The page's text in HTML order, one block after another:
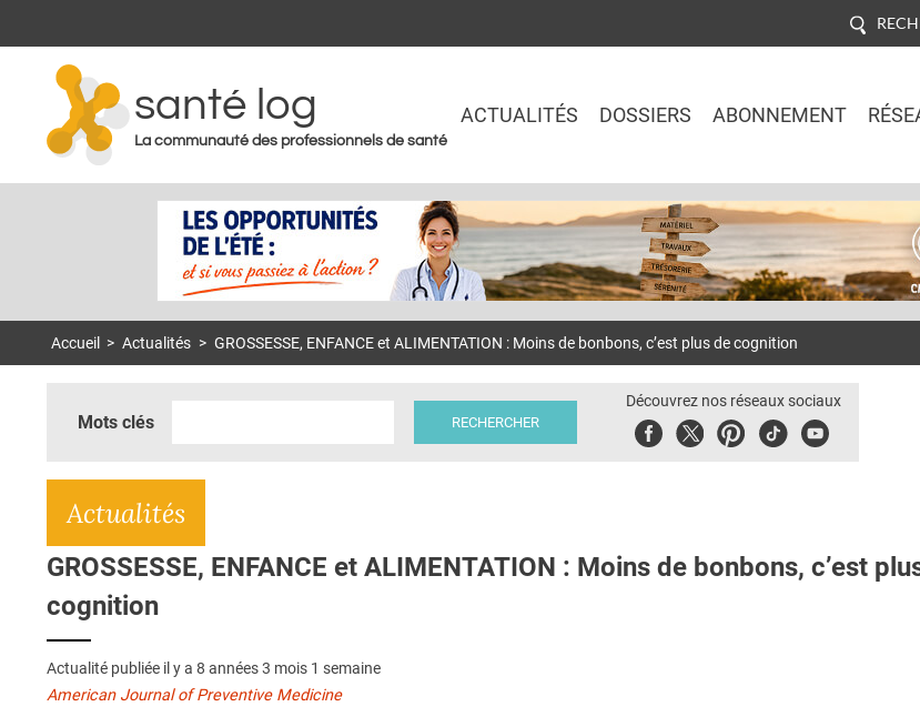
santé log
La communauté des professionnels de santé
ACTUALITÉS DOSSIERS ABONNEMENT
Accueil > Actualités > GROSSESSE, ENFANCE et ALIMENTATION : Moins de bonbons, c’est plus de cognition
Mots clés
Découvrez nos réseaux sociaux
FacebookTwitterPinterest
TiktokYoubute
Actualités
GROSSESSE, ENFANCE et ALIMENTATION : Moins de bonbons, c’est
cognition
Actualité publiée il y a 8 années 3 mois 1 semaine
American Journal of Preventive Medicine